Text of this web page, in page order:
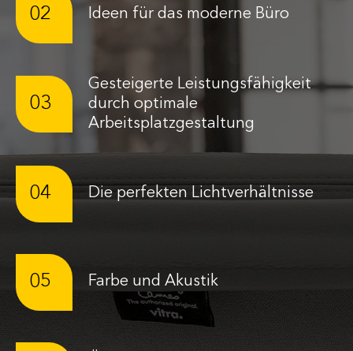
02 Ideen für das moderne Büro
03
Gesteigerte Leistungsfähigkeit
durch optimale
Arbeitsplatzgestaltung
04 Die perfekten Lichtverhältnisse
05 Farbe und Akustik